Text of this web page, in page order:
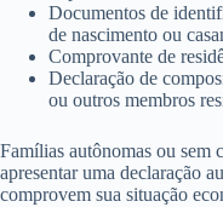
Documentos de
de nascimento ou
Comprovante de
Declaração de
ou outros membros
Famílias autônomas ou sem
apresentar uma declaração
comprovem sua situação